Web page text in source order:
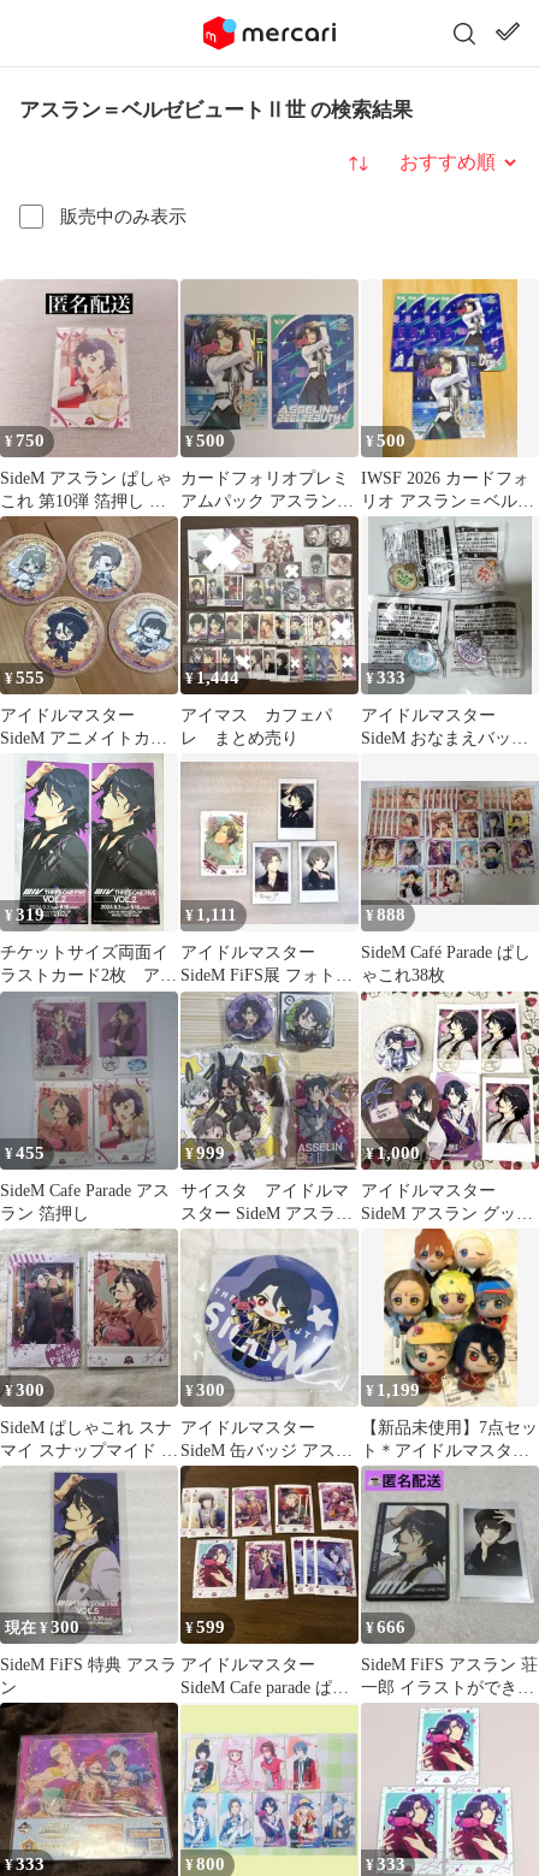
アスラン＝ベルゼビュートⅡ世 の検索結果
販売中のみ表示
並び替え
¥ 750
SideM アスラン ぱしゃ
これ 第10弾 箔押し リ
メショ
¥500
カードフォリオプレミ
アムパック アスラン
IWSF 2026 SSR R
¥500
IWSF 2026 カードフォ
リオ アスラン＝ベルゼ
ビュートⅡ世
¥555
アイドルマスター
SideM アニメイトカフ
ェ コースター 4枚セッ
¥1,444
アイマス カフェパ
レ まとめ売り
¥333
アイドルマスター
SideM おなまえバッ
¥319
チケットサイズ両面イ
ラストカード2枚 アス
ラン＝ベルゼビュート
¥ 1,111
アイドルマスター
SideM FiFS展 フォトカ
ード Cafe parade
¥888
SideM Café Parade ぱし
ゃこれ38枚
¥455
SideM Cafe Parade アス
ラン 箔押し
¥999
サイスタ アイドルマ
スター SideM アスラ
ン アクキー 缶バッ
ジ 4点セット
¥1,000
アイドルマスター
SideM アスラン グッズ
¥300
SideM ぱしゃこれ スナ
マイ スナップマイド ア
スラン゠ベルゼビュー
トⅡ世
¥300
アイドルマスター
SideM 缶バッジ アスラ
ン＝ベルゼビュートⅡ
世
¥ 1,199
【新品未使用】7点セッ
ト＊アイドルマスター
＊SideM＊ちびぐるみ
現在 ¥300
SideM FiFS 特典 アスラ
ン
¥599
アイドルマスター
SideM Cafe parade ぱし
ゃこれ まとめ売り
¥666
SideM FiFS アスラン 荘
一郎 イラストができた
あと インスタントフォ
¥333 ¥800 ¥333